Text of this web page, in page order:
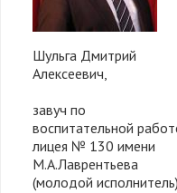
Шульга Дмитрий
Алексеевич,
завуч по
воспитательной
лицея № 130 имени
М.А.Лаврентьева
(молодой исполнитель)